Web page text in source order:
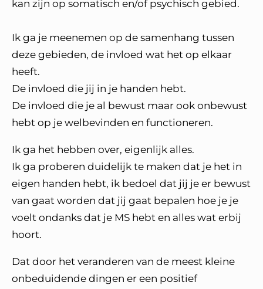
kan zijn op somatisch en/of psychisch gebied.
Ik ga je meenemen op de samenhang tussen
deze gebieden, de invloed wat het op elkaar
heeft.
De invloed die jij in je handen hebt.
De invloed die je al bewust maar ook onbewust
hebt op je welbevinden en functioneren.
Ik ga het hebben over, eigenlijk alles.
Ik ga proberen duidelijk te maken dat je het in
eigen handen hebt, ik bedoel dat jij je er bewust
van gaat worden dat jij gaat bepalen hoe je je
voelt ondanks dat je MS hebt en alles wat erbij
hoort.
Dat door het veranderen van de meest kleine
onbeduidende dingen er een positief